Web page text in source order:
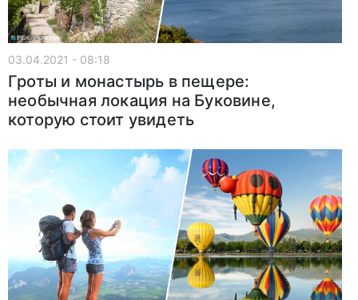
03.04.2021 - 08:18
Гроты и монастырь в пещере:
необычная локация на Буковине,
которую стоит увидеть